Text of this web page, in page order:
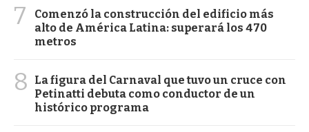
7
Comenzó la construcción del edificio más
alto de América Latina: superará los 470
metros
8
La figura del Carnaval que tuvo un cruce con
Petinatti debuta como conductor de un
histórico programa